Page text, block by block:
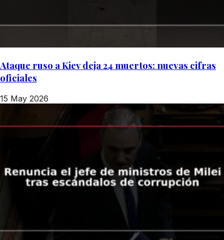
Ataque ruso a Kiev deja 24 muertos: nuevas cifras
oficiales
15 May 2026